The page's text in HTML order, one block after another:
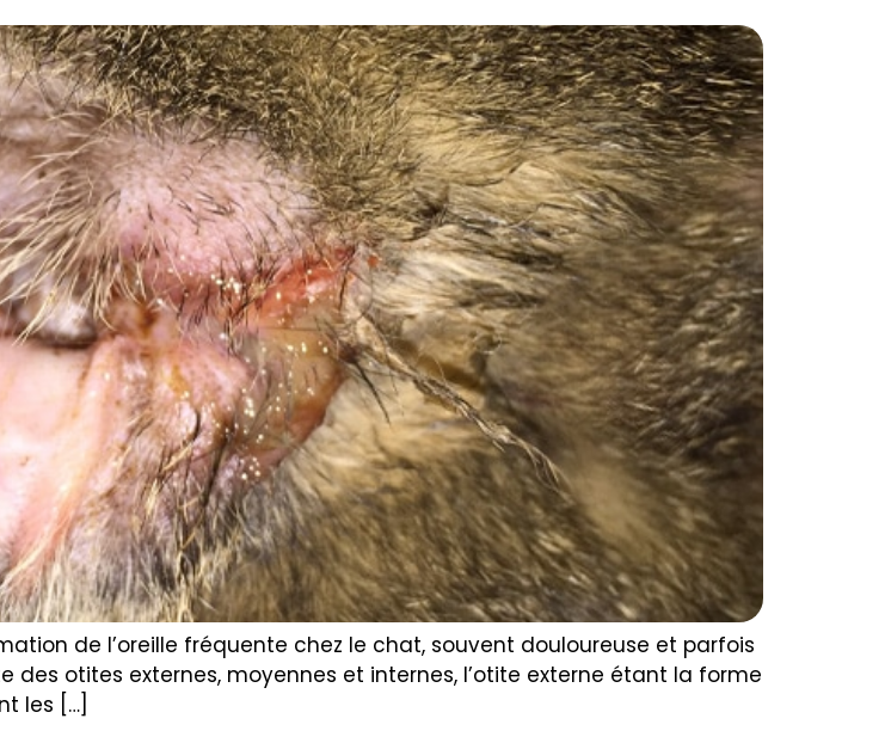
de l’oreille fréquente chez le chat, souvent douloureuse et parfois
des otites externes, moyennes et internes, l’otite externe étant la forme
les […]